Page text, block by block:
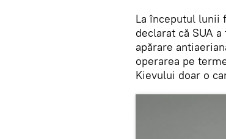
La începutul lunii
declarat că SUA
apărare
operarea pe
Kievului doar o